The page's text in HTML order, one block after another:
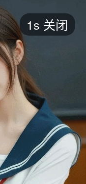
逆袭 玄幻
2023 2022
美国 韩国 日本
1s 关闭